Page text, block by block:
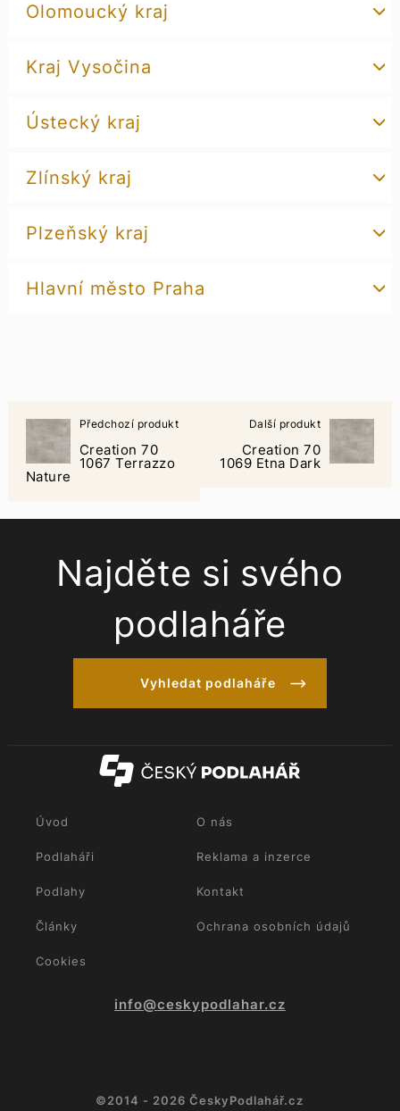
Olomoucký kraj
Kraj Vysočina
Ústecký kraj
Zlínský kraj
Plzeňský kraj
Hlavní město Praha
Předchozí produkt
Creation 70
1067 Terrazzo
Nature
Další produkt
Creation 70
1069 Etna Dark
Najděte si svého
podlaháře
Vyhledat podlaháře
Úvod O nás
Podlaháři Reklama a inzerce
Podlahy Kontakt
Články Ochrana osobních údajů
Cookies
info@ceskypodlahar.cz
©2014 - 2026 ČeskyPodlahář.cz